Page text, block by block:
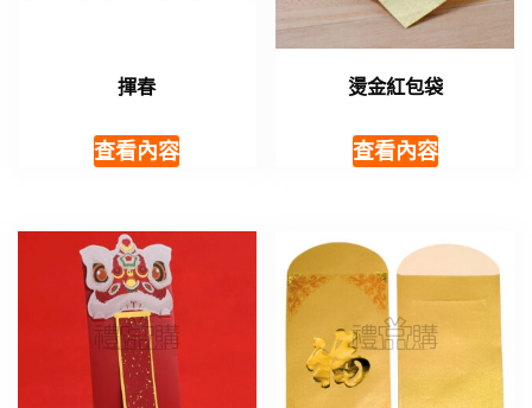
揮春
查看內容
燙金紅包袋
查看內容